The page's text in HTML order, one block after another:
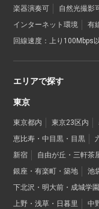
楽器演奏可
自然光撮影
インターネット環境
有
回線速度：上り100Mbps
エリアで探す
東京
東京都内 東京23区内
恵比寿・中目黒・目黒
新宿
自由が丘・三軒茶
銀座・有楽町・築地
池
下北沢・明大前・成城学
上野・浅草・日暮里
中